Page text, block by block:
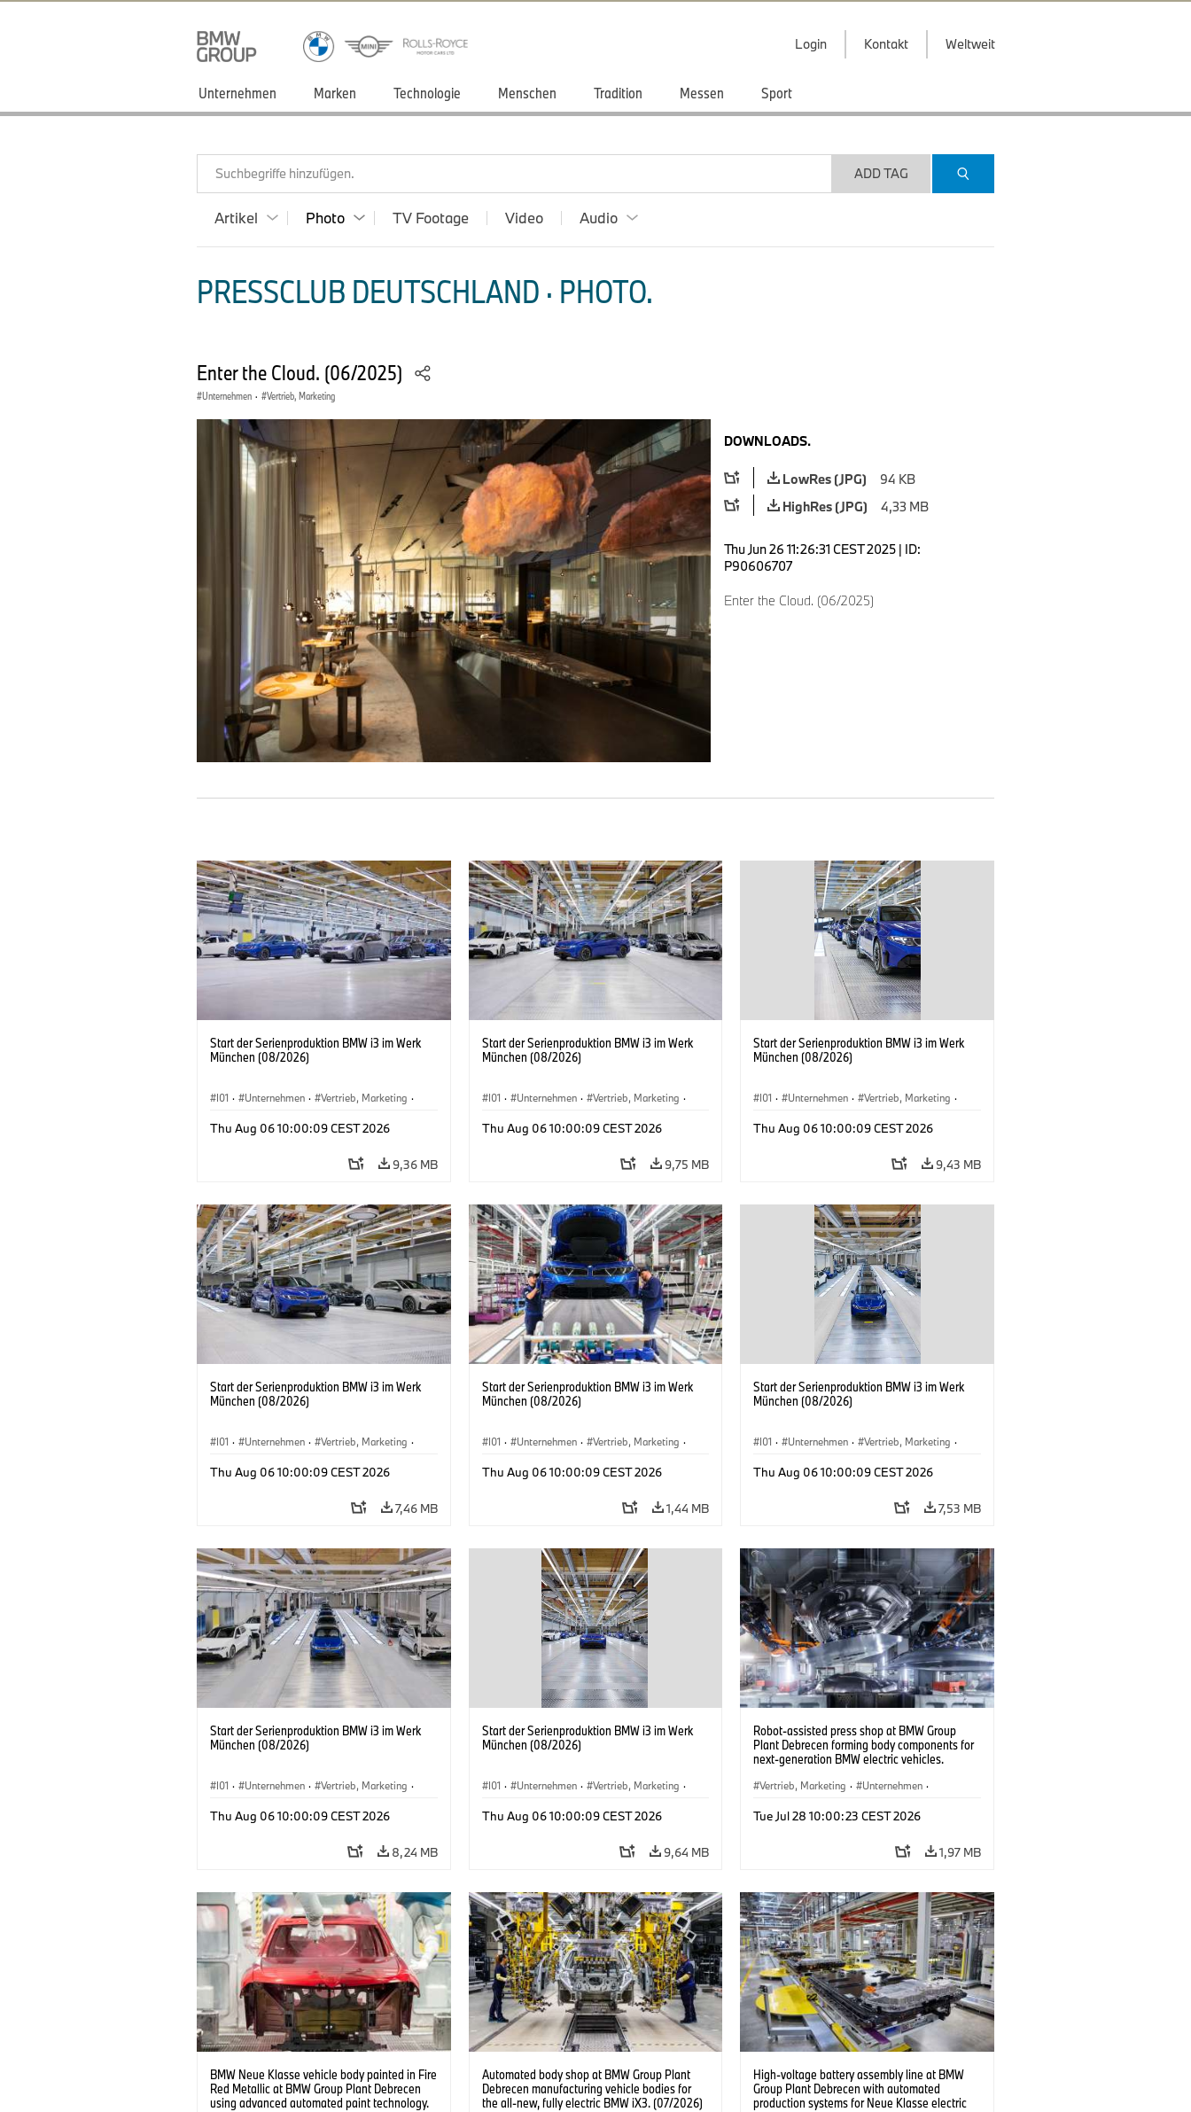
Login Kontakt Weltweit
Unternehmen Marken Technologie Menschen Tradition Messen Sport
Suchbegriffe hinzufügen. ADD TAG
Artikel Photo TV Footage Video Audio
PRESSCLUB DEUTSCHLAND · PHOTO.
Enter the Cloud. (06/2025)
Unternehmen · Vertrieb, Marketing
DOWNLOADS.
LowRes (JPG)
94 KB
HighRes (JPG)
4,33 MB
Thu Jun 26 11:26:31 CEST 2025 | ID:
P90606707
Enter the Cloud. (06/2025)
Start der Serienproduktion BMW i3 im Werk
München (08/2026)
I01 · Unternehmen · Vertrieb, Marketing ·
Thu Aug 06 10:00:09 CEST 2026
9,36 MB
Start der Serienproduktion BMW i3 im Werk
München (08/2026)
I01 · Unternehmen · Vertrieb, Marketing ·
Thu Aug 06 10:00:09 CEST 2026
9,75 MB
Start der Serienproduktion BMW i3 im Werk
München (08/2026)
I01 · Unternehmen · Vertrieb, Marketing ·
Thu Aug 06 10:00:09 CEST 2026
9,43 MB
Start der Serienproduktion BMW i3 im Werk
München (08/2026)
I01 · Unternehmen · Vertrieb, Marketing ·
Thu Aug 06 10:00:09 CEST 2026
7,46 MB
Start der Serienproduktion BMW i3 im Werk
München (08/2026)
I01 · Unternehmen · Vertrieb, Marketing ·
Thu Aug 06 10:00:09 CEST 2026
1,44 MB
Start der Serienproduktion BMW i3 im Werk
München (08/2026)
I01 · Unternehmen · Vertrieb, Marketing ·
Thu Aug 06 10:00:09 CEST 2026
7,53 MB
Start der Serienproduktion BMW i3 im Werk
München (08/2026)
I01 · Unternehmen · Vertrieb, Marketing ·
Thu Aug 06 10:00:09 CEST 2026
8,24 MB
Start der Serienproduktion BMW i3 im Werk
München (08/2026)
I01 · Unternehmen · Vertrieb, Marketing ·
Thu Aug 06 10:00:09 CEST 2026
9,64 MB
Robot-assisted press shop at BMW Group
Plant Debrecen forming body components for
next-generation BMW electric vehicles.
Vertrieb, Marketing · Unternehmen ·
Tue Jul 28 10:00:23 CEST 2026
1,97 MB
BMW Neue Klasse vehicle body painted in Fire
Red Metallic at BMW Group Plant Debrecen
using advanced automated paint technology.
Automated body shop at BMW Group Plant
Debrecen manufacturing vehicle bodies for
the all-new, fully electric BMW iX3. (07/2026)
High-voltage battery assembly line at BMW
Group Plant Debrecen with automated
production systems for Neue Klasse electric